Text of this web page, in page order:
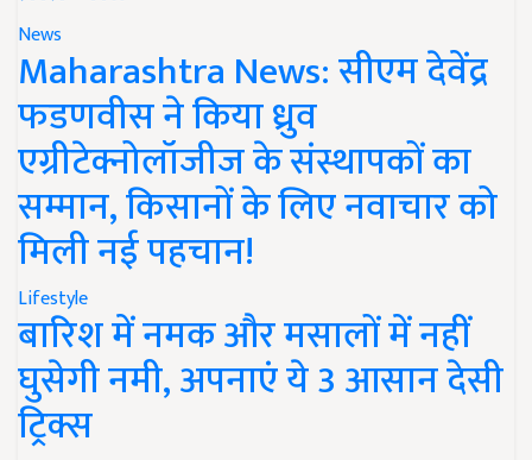
News
Maharashtra News: सीएम देवेंद्र
फडणवीस ने किया ध्रुव
एग्रीटेक्नोलॉजीज के संस्थापकों का
सम्मान, किसानों के लिए नवाचार को
मिली नई पहचान!
Lifestyle
बारिश में नमक और मसालों में नहीं
घुसेगी नमी, अपनाएं ये 3 आसान देसी
ट्रिक्स